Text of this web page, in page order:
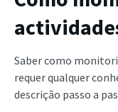
Saber como
requer qualquer
descrição passo a